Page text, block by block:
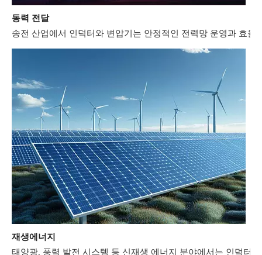
동력 전달
송전 산업에서 인덕터와 변압기는 안정적인 전력망 운영과 효
재생에너지
태양광, 풍력 발전 시스템 등 신재생 에너지 분야에서는 인덕터